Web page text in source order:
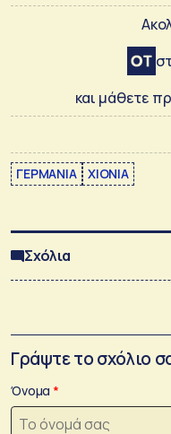
και μάθετε
ΓΕΡΜΑΝΙΑ ΧΙΟΝΙΑ
Σχόλια
Γράψτε το σχόλιο
Όνομα